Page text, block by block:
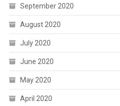
September 2020
August 2020
July 2020
June 2020
May 2020
April 2020